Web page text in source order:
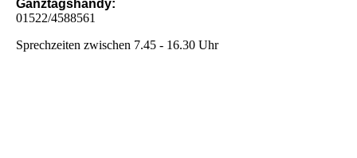
Ganztagshandy:
01522/4588561
Sprechzeiten zwischen 7.45 - 16.30 Uhr